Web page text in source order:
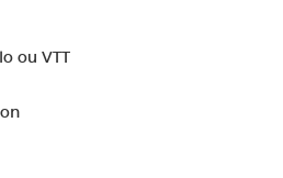
ou VTT